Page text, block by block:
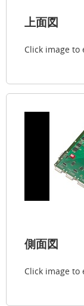
上面図
Click image to
側面図
Click image to